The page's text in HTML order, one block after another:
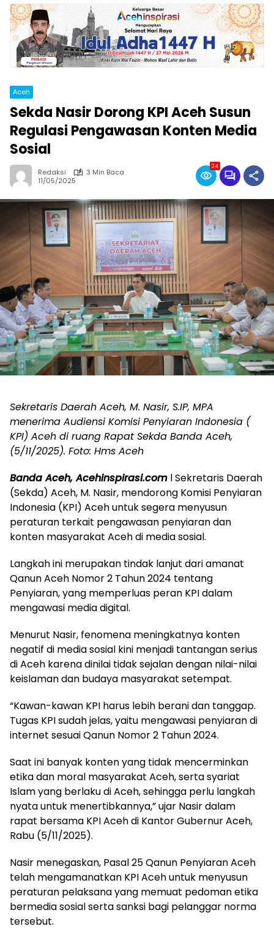
Aceh
Sekda Nasir Dorong KPI Aceh Susun
Regulasi Pengawasan Konten Media
Sosial
Redaksi
3 Min Baca
11/05/2025
24
Sekretaris Daerah Aceh, M. Nasir, S.IP, MPA
menerima Audiensi Komisi Penyiaran Indonesia (
KPI) Aceh di ruang Rapat Sekda Banda Aceh,
(5/11/2025). Foto: Hms Aceh
Banda Aceh, Acehinspirasi.com l Sekretaris Daerah
(Sekda) Aceh, M. Nasir, mendorong Komisi Penyiaran
Indonesia (KPI) Aceh untuk segera menyusun
peraturan terkait pengawasan penyiaran dan
konten masyarakat Aceh di media sosial.
Langkah ini merupakan tindak lanjut dari amanat
Qanun Aceh Nomor 2 Tahun 2024 tentang
Penyiaran, yang memperluas peran KPI dalam
mengawasi media digital.
Menurut Nasir, fenomena meningkatnya konten
negatif di media sosial kini menjadi tantangan serius
di Aceh karena dinilai tidak sejalan dengan nilai-nilai
keislaman dan budaya masyarakat setempat.
“Kawan-kawan KPI harus lebih berani dan tanggap.
Tugas KPI sudah jelas, yaitu mengawasi penyiaran di
internet sesuai Qanun Nomor 2 Tahun 2024.
Saat ini banyak konten yang tidak mencerminkan
etika dan moral masyarakat Aceh, serta syariat
Islam yang berlaku di Aceh, sehingga perlu langkah
nyata untuk menertibkannya,” ujar Nasir dalam
rapat bersama KPI Aceh di Kantor Gubernur Aceh,
Rabu (5/11/2025).
Nasir menegaskan, Pasal 25 Qanun Penyiaran Aceh
telah mengamanatkan KPI Aceh untuk menyusun
peraturan pelaksana yang memuat pedoman etika
bermedia sosial serta sanksi bagi pelanggar norma
tersebut.